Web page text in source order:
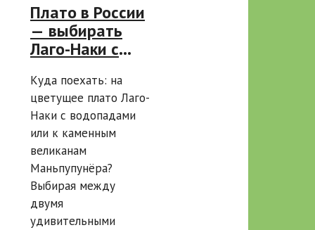
Плато в России
— выбирать
Лаго-Наки с
или
Маньпупунёр с
каменными
столбами для
поездки?
Куда поехать: на
цветущее плато Лаго-
Наки с водопадами
или к каменным
великанам
Маньпупунёра?
Выбирая между
двумя
удивительными